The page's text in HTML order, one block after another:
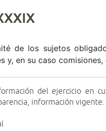
de los sujetos
y, en su caso
del ejercicio en
información vigente.